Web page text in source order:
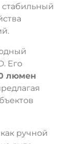
Его
люмен
ручной